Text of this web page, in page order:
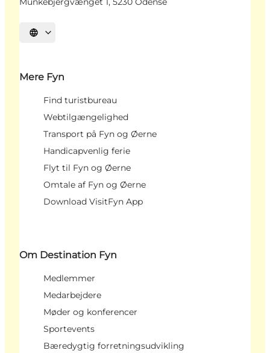
Vælg sprog
Mere Fyn
Find turistbureau
Webtilgængelighed
Transport på Fyn og Øerne
Handicapvenlig ferie
Flyt til Fyn og Øerne
Omtale af Fyn og Øerne
Download VisitFyn App
Om Destination Fyn
Medlemmer
Medarbejdere
Møder og konferencer
Sportevents
Bæredygtig forretningsudvikling